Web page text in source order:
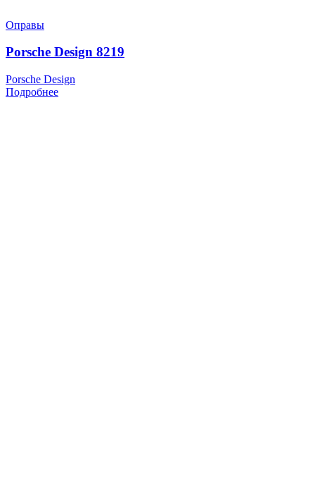
Оправы
Porsche Design 8219
Porsche Design
Подробнее